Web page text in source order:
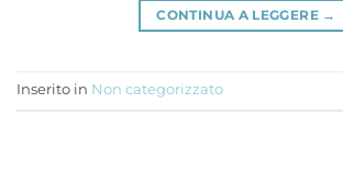
CONTINUA A LEGGERE →
Inserito in Non categorizzato